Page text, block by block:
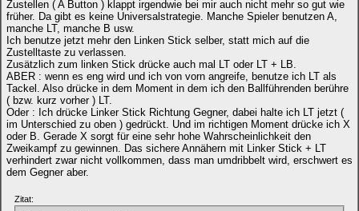
Zustellen ( A Button ) klappt irgendwie bei mir auch nicht mehr so gut wie
früher. Da gibt es keine Universalstrategie. Manche Spieler benutzen A,
manche LT, manche B usw.
Ich benutze jetzt mehr den Linken Stick selber, statt mich auf die
Zustelltaste zu verlassen.
Zusätzlich zum linken Stick drücke auch mal LT oder LT + LB.
ABER : wenn es eng wird und ich von vorn angreife, benutze ich LT als
Tackel. Also drücke in dem Moment in dem ich den Ballführenden berühre
( bzw. kurz vorher ) LT.
Oder : Ich drücke Linker Stick Richtung Gegner, dabei halte ich LT jetzt (
im Unterschied zu oben ) gedrückt. Und im richtigen Moment drücke ich X
oder B. Gerade X sorgt für eine sehr hohe Wahrscheinlichkeit den
Zweikampf zu gewinnen. Das sichere Annähern mit Linker Stick + LT
verhindert zwar nicht vollkommen, dass man umdribbelt wird, erschwert es
dem Gegner aber.
Zitat: